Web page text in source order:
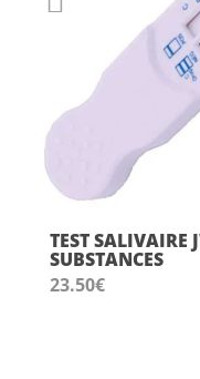
TEST SALIVAIRE
SUBSTANCES
23.50€